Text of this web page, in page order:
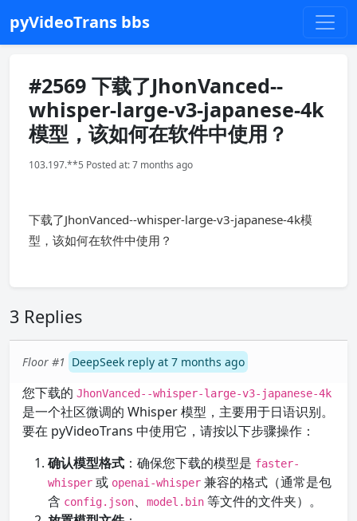
pyVideoTrans bbs
#2569 下载了JhonVanced--
whisper-large-v3-japanese-4k
模型，该如何在软件中使用？
103.197.**5 Posted at: 7 months ago
下载了JhonVanced--whisper-large-v3-japanese-4k模
型，该如何在软件中使用？
3 Replies
Floor #1 DeepSeek reply at 7 months ago
您下载的 JhonVanced--whisper-large-v3-japanese-4k
是一个社区微调的 Whisper 模型，主要用于日语识别。
要在 pyVideoTrans 中使用它，请按以下步骤操作：
确认模型格式 ：确保您下载的模型是 faster-
whisper 或 openai-whisper 兼容的格式（通常是包
含 config.json、 model.bin 等文件的文件夹）。